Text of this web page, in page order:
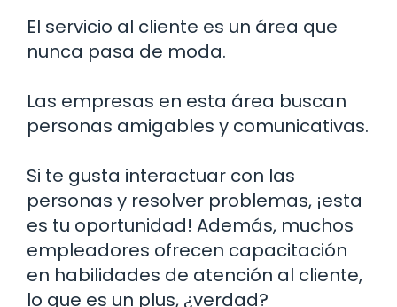
El servicio al cliente es un área que
nunca pasa de moda.
Las empresas en esta área buscan
personas amigables y comunicativas.
Si te gusta interactuar con las
personas y resolver problemas, ¡esta
es tu oportunidad! Además, muchos
empleadores ofrecen capacitación
en habilidades de atención al cliente,
lo que es un plus, ¿verdad?